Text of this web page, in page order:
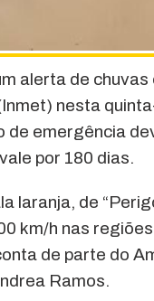
alerta de
nesta
de emergência
por 180 dias.
laranja, de
km/h nas
de parte do
Ramos.